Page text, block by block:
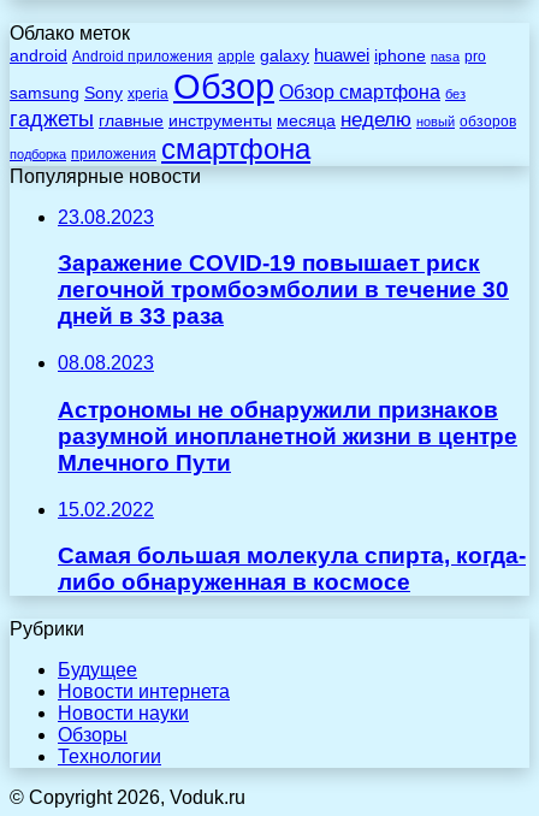
Облако меток
android Android приложения apple galaxy huawei iphone nasa pro
samsung Sony xperia Обзор Обзор смартфона без
гаджеты главные инструменты месяца неделю новый обзоров
подборка приложения смартфона
Популярные новости
23.08.2023
Заражение COVID-19 повышает риск
легочной тромбоэмболии в течение 30
дней в 33 раза
08.08.2023
Астрономы не обнаружили признаков
разумной инопланетной жизни в центре
Млечного Пути
15.02.2022
Самая большая молекула спирта, когда-
либо обнаруженная в космосе
Рубрики
Будущее
Новости интернета
Новости науки
Обзоры
Технологии
© Copyright 2026, Voduk.ru